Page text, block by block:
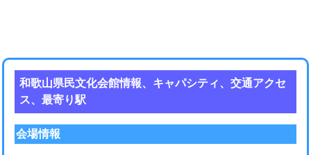
和歌山県民文化会館情報、キャパシティ、交通アクセ
ス、最寄り駅
会場情報